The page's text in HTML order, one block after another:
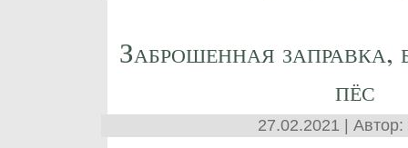
Заброшенная заправка,
пёс
27.02.2021 | Автор: